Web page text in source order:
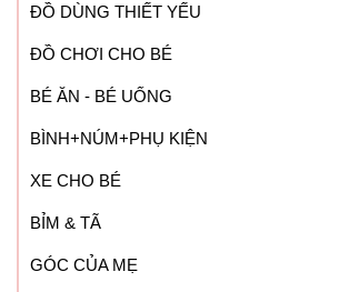
ĐỒ DÙNG THIẾT YẾU
ĐỒ CHƠI CHO BÉ
BÉ ĂN - BÉ UỐNG
BÌNH+NÚM+PHỤ KIỆN
XE CHO BÉ
BỈM & TÃ
GÓC CỦA MẸ